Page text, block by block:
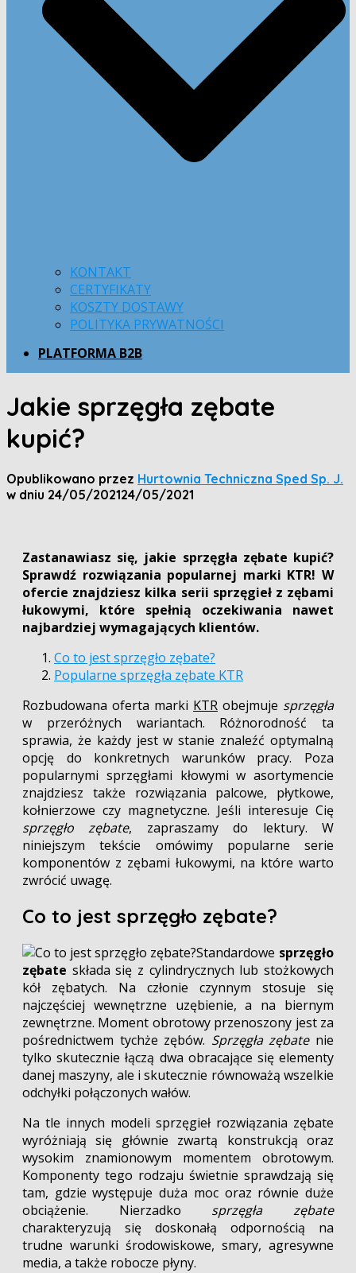
KONTAKT
CERTYFIKATY
KOSZTY DOSTAWY
POLITYKA PRYWATNOŚCI
PLATFORMA B2B
Jakie sprzęgła zębate
kupić?
Opublikowano przez Hurtownia Techniczna Sped Sp. J.
w dniu 24/05/202124/05/2021
Zastanawiasz się, jakie sprzęgła zębate kupić?
Sprawdź rozwiązania popularnej marki KTR! W
ofercie znajdziesz kilka serii sprzęgieł z zębami
łukowymi, które spełnią oczekiwania nawet
najbardziej wymagających klientów.
Co to jest sprzęgło zębate?
Popularne sprzęgła zębate KTR
Rozbudowana oferta marki KTR obejmuje sprzęgła
w przeróżnych wariantach. Różnorodność ta
sprawia, że każdy jest w stanie znaleźć optymalną
opcję do konkretnych warunków pracy. Poza
popularnymi sprzęgłami kłowymi w asortymencie
znajdziesz także rozwiązania palcowe, płytkowe,
kołnierzowe czy magnetyczne. Jeśli interesuje Cię
sprzęgło zębate, zapraszamy do lektury. W
niniejszym tekście omówimy popularne serie
komponentów z zębami łukowymi, na które warto
zwrócić uwagę.
Co to jest sprzęgło zębate?
Standardowe sprzęgło
zębate składa się z cylindrycznych lub stożkowych
kół zębatych. Na członie czynnym stosuje się
najczęściej wewnętrzne uzębienie, a na biernym
zewnętrzne. Moment obrotowy przenoszony jest za
pośrednictwem tychże zębów. Sprzęgła zębatenie
tylko skutecznie łączą dwa obracające się elementy
danej maszyny, ale i skutecznie równoważą wszelkie
odchyłki połączonych wałów.
Na tle innych modeli sprzęgieł rozwiązania zębate
wyróżniają się głównie zwartą konstrukcją oraz
wysokim znamionowym momentem obrotowym.
Komponenty tego rodzaju świetnie sprawdzają się
tam, gdzie występuje duża moc oraz równie duże
obciążenie. Nierzadko sprzęgła zębate
charakteryzują się doskonałą odpornością na
trudne warunki środowiskowe, smary, agresywne
media, a także robocze płyny.